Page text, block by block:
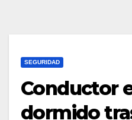
SEGURIDAD
Conductor
dormido